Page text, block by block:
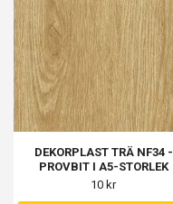
DEKORPLAST TRÄ NF34 -
PROVBIT I A5-STORLEK
10 kr